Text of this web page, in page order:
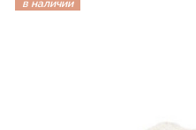
в наличии